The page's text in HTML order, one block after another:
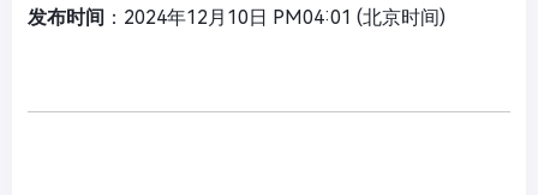
发布时间 ：2024年12月10日 PM04:01 (北京时间)